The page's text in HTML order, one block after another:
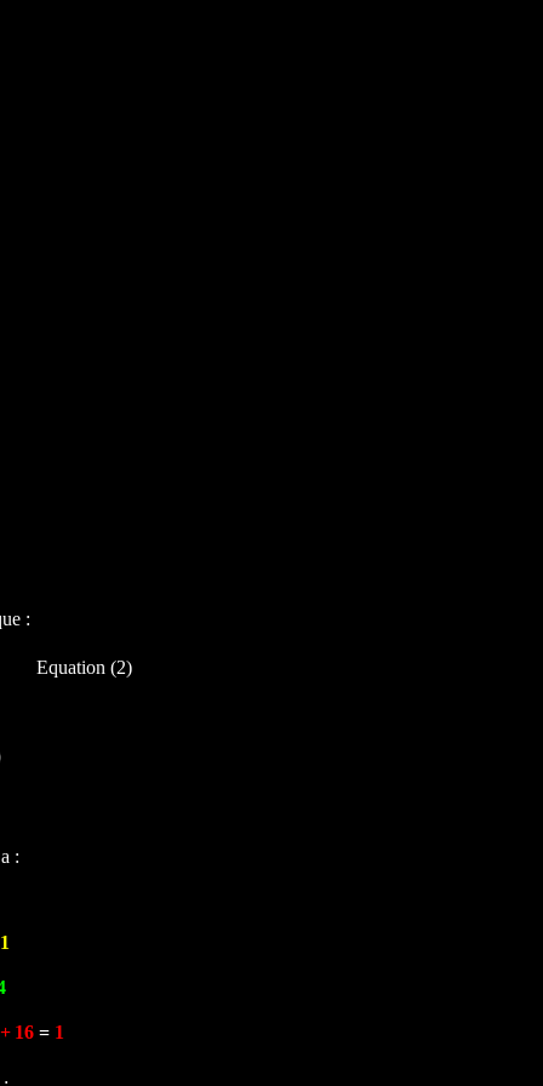
:
(2)
a :
1
16 = 1